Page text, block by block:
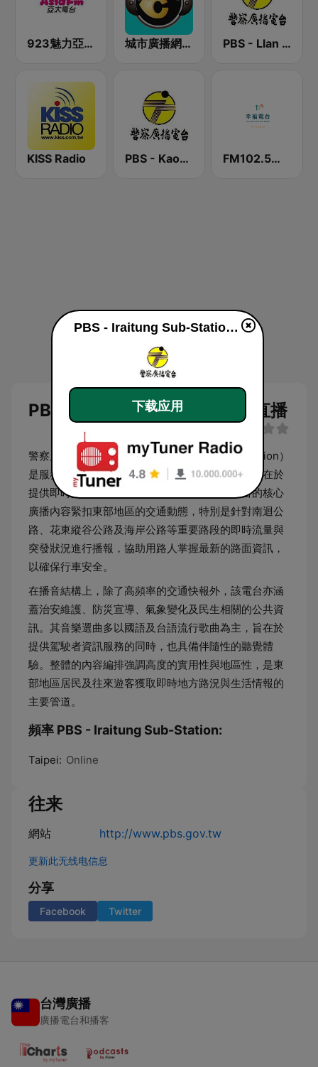
923魅力亞太 Asia FM 亞太電台 城市廣播網 城市廣播 98.3 FM PBS - Llan Sub-Station
KISS Radio PBS - Kaohsiung Sub-Station FM102.5幸福廣播電台
PBS - Iraitung Sub-Station 直播
警察廣播電臺臺東分臺（PBS - Iraitung Sub-Station）
是服務於台灣東部地區的公共廣播頻道，主要職責在於
提供即時交通路況資訊與公共服務報導。該電台的核心
廣播內容緊扣東部地區的交通動態，特別是針對南迴公
路、花東縱谷公路及海岸公路等重要路段的即時流量與
突發狀況進行播報，協助用路人掌握最新的路面資訊，
以確保行車安全。
在播音結構上，除了高頻率的交通快報外，該電台亦涵
蓋治安維護、防災宣導、氣象變化及民生相關的公共資
訊。其音樂選曲多以國語及台語流行歌曲為主，旨在於
提供駕駛者資訊服務的同時，也具備伴隨性的聽覺體
驗。整體的內容編排強調高度的實用性與地區性，是東
部地區居民及往來遊客獲取即時地方路況與生活情報的
主要管道。
頻率 PBS - Iraitung Sub-Station:
Taipei: Online
往来
網站 http://www.pbs.gov.tw
更新此无线电信息
分享
Facebook Twitter
台灣廣播
廣播電台和播客
PBS - Iraitung Sub-Station live
下载应用